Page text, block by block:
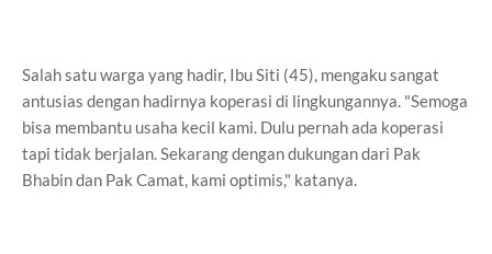
Salah satu warga yang hadir, Ibu Siti (45), mengaku sangat
antusias dengan hadirnya koperasi di lingkungannya. "Semoga
bisa membantu usaha kecil kami. Dulu pernah ada koperasi
tapi tidak berjalan. Sekarang dengan dukungan dari Pak
Bhabin dan Pak Camat, kami optimis," katanya.